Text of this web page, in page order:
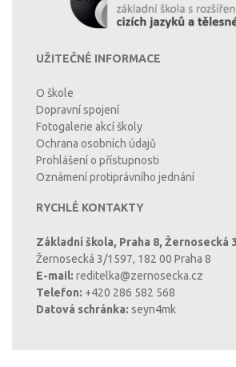
UŽITEČNÉ INFORMACE
O škole
Dopravní spojení
Fotogalerie akcí školy
Ochrana osobních údajů
Prohlášení o přístupnosti
Oznámení protiprávního jednání
RYCHLÉ KONTAKTY
Základní škola, Praha 8, Žernosecká 3
Žernosecká 3/1597, 182 00 Praha 8
E-mail: reditelka@zernosecka.cz
Telefon: +420 286 582 568
Datová schránka: seyn4mk